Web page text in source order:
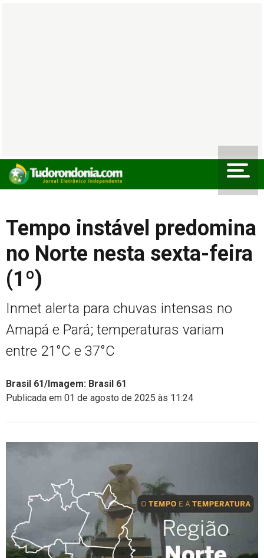
Tempo instável predomina
no Norte nesta sexta-feira
(1º)
Inmet alerta para chuvas intensas no
Amapá e Pará; temperaturas variam
entre 21°C e 37°C
Brasil 61/Imagem: Brasil 61
Publicada em 01 de agosto de 2025 às 11:24